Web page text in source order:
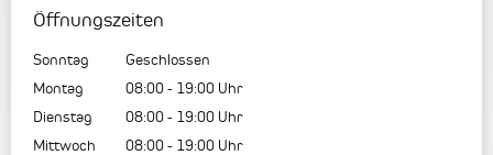
Öffnungszeiten
Sonntag
Geschlossen
Montag
08:00- 19:00 Uhr
Dienstag
08:00- 19:00 Uhr
Mittwoch
08:00- 19:00 Uhr